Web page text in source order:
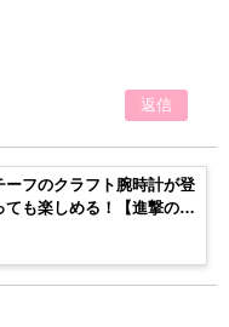
返信
ーフのクラフト腕時計が登
も楽しめる！【進撃の巨